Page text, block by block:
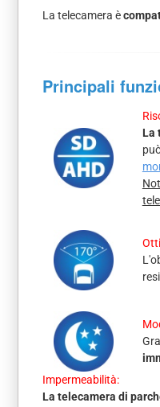
La telecamera è
Principali
La
Impermeabilità:
La telecamera di